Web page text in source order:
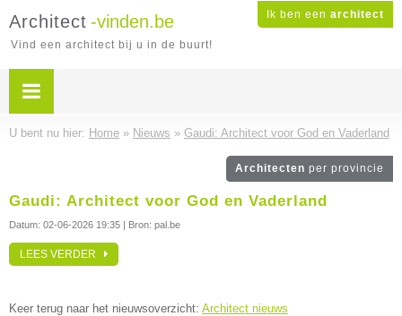
Ik ben een architect
Architect -vinden.be
Vind een architect bij u in de buurt!
U bent nu hier: Home » Nieuws » Gaudi: Architect voor God en Vaderland
Architecten per provincie
Gaudi: Architect voor God en Vaderland
Datum: 02-06-2026 19:35 | Bron: pal.be
LEES VERDER
Keer terug naar het nieuwsoverzicht: Architect nieuws